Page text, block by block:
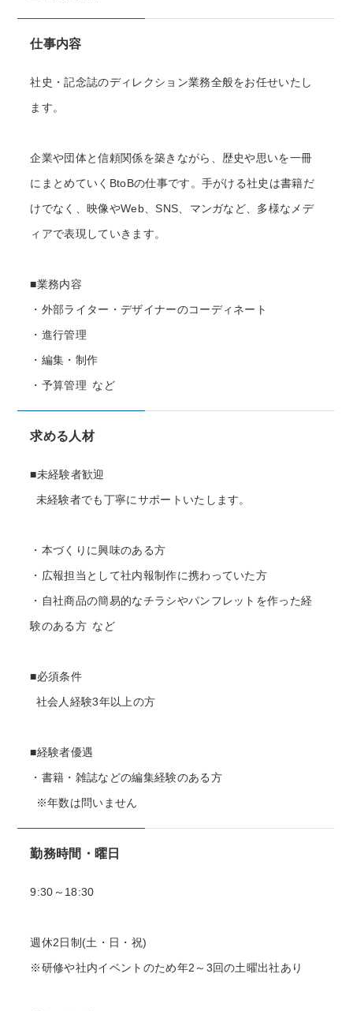
仕事内容
社史・記念誌のディレクション業務全般をお任せいたし
ます。
企業や団体と信頼関係を築きながら、歴史や思いを一冊
にまとめていくBtoBの仕事です。手がける社史は書籍だ
けでなく、映像やWeb、SNS、マンガなど、多様なメデ
ィアで表現していきます。
■業務内容
・外部ライター・デザイナーのコーディネート
・進行管理
・編集・制作
・予算管理 など
求める人材
■未経験者歓迎
未経験者でも丁寧にサポートいたします。
・本づくりに興味のある方
・広報担当として社内報制作に携わっていた方
・自社商品の簡易的なチラシやパンフレットを作った経
験のある方 など
■必須条件
社会人経験3年以上の方
■経験者優遇
・書籍・雑誌などの編集経験のある方
※年数は問いません
勤務時間・曜日
9:30～18:30
週休2日制(土・日・祝)
※研修や社内イベントのため年2～3回の土曜出社あり